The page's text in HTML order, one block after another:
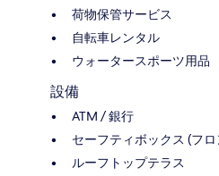
荷物保管サービス
自転車レンタル
ウォータースポーツ用品
設備
ATM / 銀行
セーフティボックス (フ
ルーフトップテラス